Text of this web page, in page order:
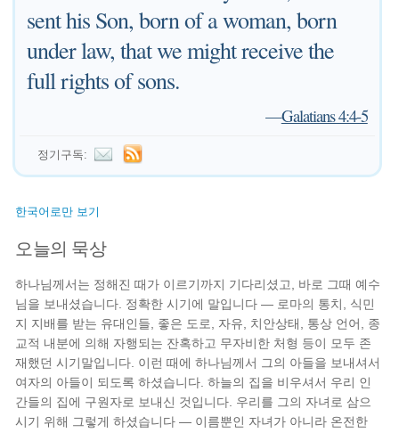
sent his Son, born of a woman, born
under law, that we might receive the
full rights of sons.
—Galatians 4:4-5
정기구독:
한국어로만 보기
오늘의 묵상
하나님께서는 정해진 때가 이르기까지 기다리셨고, 바로 그때 예수
님을 보내셨습니다. 정확한 시기에 말입니다 — 로마의 통치, 식민
지 지배를 받는 유대인들, 좋은 도로, 자유, 치안상태, 통상 언어, 종
교적 내분에 의해 자행되는 잔혹하고 무자비한 처형 등이 모두 존
재했던 시기말입니다. 이런 때에 하나님께서 그의 아들을 보내셔서
여자의 아들이 되도록 하셨습니다. 하늘의 집을 비우셔서 우리 인
간들의 집에 구원자로 보내신 것입니다. 우리를 그의 자녀로 삼으
시기 위해 그렇게 하셨습니다 — 이름뿐인 자녀가 아니라 온전한